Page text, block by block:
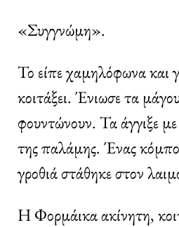
«Συγγνώμη».
Το είπε χαμηλόφωνα και
κοιτάξει. Ένιωσε τα
φουντώνουν. Τα άγγιξε
της παλάμης. Ένας
γροθιά στάθηκε στον
Η Φορμάικα ακίνητη,